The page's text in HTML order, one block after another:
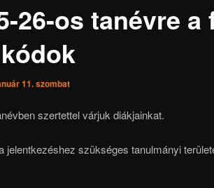
26-os tanévre a
11. szombat
szertettel várjuk diákjainkat.
jelentkezéshez szükséges tanulmányi